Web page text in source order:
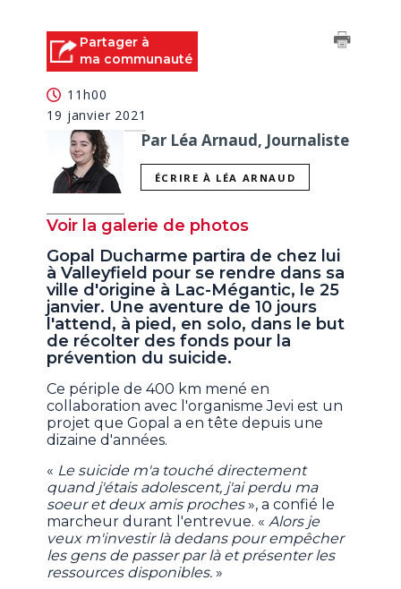
Partager à
ma communauté
11h00
19 janvier 2021
Par Léa Arnaud, Journaliste
ÉCRIRE À LÉA ARNAUD
Voir la galerie de photos
Gopal Ducharme partira de chez lui
à Valleyfield pour se rendre dans sa
ville d'origine à Lac-Mégantic, le 25
janvier. Une aventure de 10 jours
l'attend, à pied, en solo, dans le but
de récolter des fonds pour la
prévention du suicide.
Ce périple de 400 km mené en
collaboration avec l'organisme Jevi est un
projet que Gopal a en tête depuis une
dizaine d'années.
« Le suicide m'a touché directement
quand j'étais adolescent, j'ai perdu ma
soeur et deux amis proches», a confié le
marcheur durant l'entrevue. « Alors je
veux m'investir là dedans pour empêcher
les gens de passer par là et présenter les
ressources disponibles. »